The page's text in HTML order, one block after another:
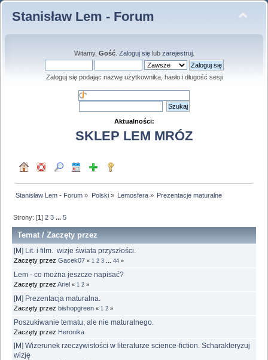
Stanisław Lem - Forum
Witamy, Gość. Zaloguj sięlub zarejestruj.
Zaloguj się podając nazwę użytkownika, hasło i długość sesji
Aktualności:
SKLEP LEM MRÓZ
Stanisław Lem - Forum » Polski» Lemosfera» Prezentacje maturalne
Strony: [1]2 3 ...5
Temat /Zaczęty przez
[M] Lit. i film. wizje świata przyszłości.
Zaczęty przez Gacek07 « 1 2 3 44 »
Lem - co można jeszcze napisać?
Zaczęty przez Ariel « 1 2 »
[M] Prezentacja maturalna.
Zaczęty przez bishopgreen « 1 2 »
Poszukiwanie tematu, ale nie maturalnego.
Zaczęty przez Heronika
[M] Wizerunek rzeczywistości w literaturze science-fiction. Scharakteryzuj
wizję